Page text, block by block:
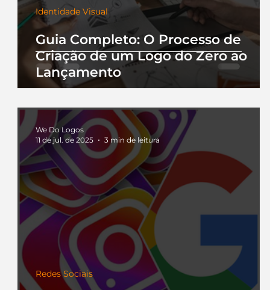
Guia Completo: O Processo de
Criação de um Logo do Zero ao
Lançamento
Identidade Visual
Redes Sociais
We Do Logos
11 de jul. de 2025
3 min de leitura